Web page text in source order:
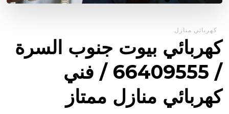
كهربائي منازل
كهربائي بيوت جنوب السرة
/ 66409555 / فني
كهربائي منازل ممتاز